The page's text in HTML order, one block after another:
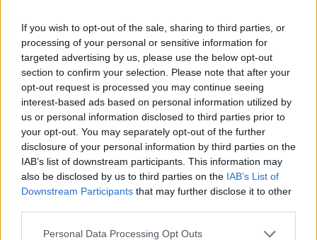
If you wish to opt-out of the sale, sharing to third parties, or
processing of your personal or sensitive information for
targeted advertising by us, please use the below opt-out
section to confirm your selection. Please note that after your
opt-out request is processed you may continue seeing
interest-based ads based on personal information utilized by
us or personal information disclosed to third parties prior to
your opt-out. You may separately opt-out of the further
disclosure of your personal information by third parties on the
IAB’s list of downstream participants. This information may
also be disclosed by us to third parties on the IAB’s List of
Downstream Participants that may further disclose it to other
Please note that this website/app uses one or more Google
Personal Data Processing Opt Outs
Χρηματιστήριο Αθηνών: Εβδομαδιαία άνοδος 1,76%, κέρδη
23,31% από τις αρχές του έτους